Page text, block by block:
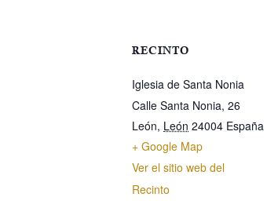
RECINTO
Iglesia de Santa Nonia
Calle Santa Nonia, 26
León, León 24004 España
+ Google Map
Ver el sitio web del
Recinto